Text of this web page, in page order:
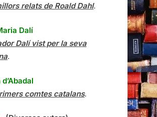
relats de Roald Dahl.
Dalí
Dalí vist per la seva
.
comtes catalans.